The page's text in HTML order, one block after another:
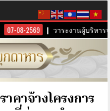
07-08-2569 วาระงานผู้บริหาร
คาจ้างโครงการ